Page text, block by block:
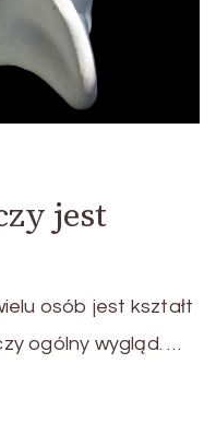
jest
osób jest kształt
ogólny wygląd. …